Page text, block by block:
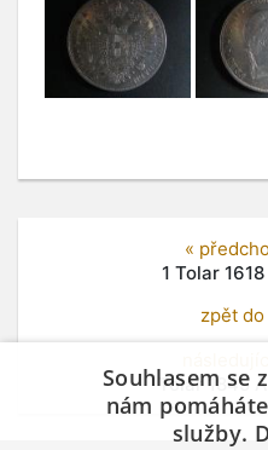
«
1 Tolar
zpět
Tolar 1845
Souhlasem se
nám
služby.